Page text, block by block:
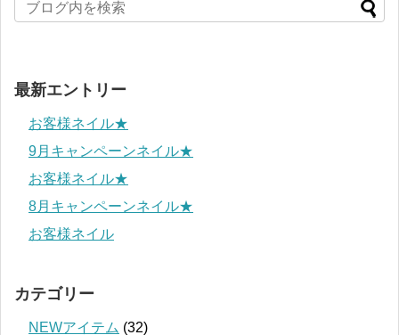
最新エントリー
お客様ネイル★
9月キャンペーンネイル★
お客様ネイル★
8月キャンペーンネイル★
お客様ネイル
カテゴリー
NEWアイテム (32)